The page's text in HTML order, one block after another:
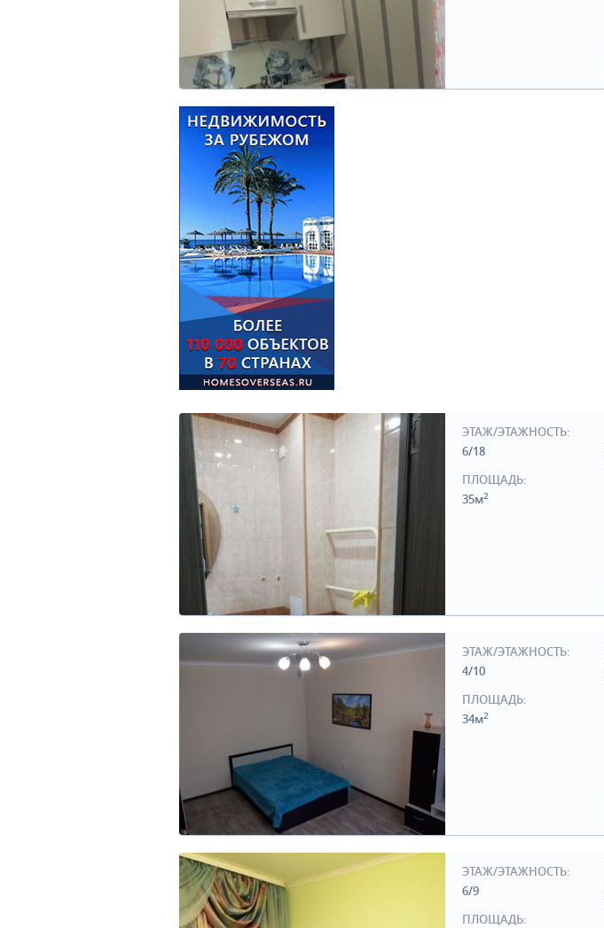
ЭТАЖ/ЭТАЖНОСТЬ:
6/18
ПЛОЩАДЬ:
35м2
ЭТАЖ/ЭТАЖНОСТЬ:
4/10
ПЛОЩАДЬ:
34м2
ЭТАЖ/ЭТАЖНОСТЬ:
6/9
ПЛОЩАДЬ: